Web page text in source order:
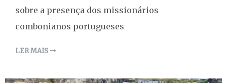
sobre a presença dos missionários
combonianos portugueses
LER MAIS